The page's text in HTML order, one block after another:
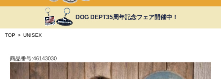
DOG DEPT35周年記念フェア開催中！
TOP > UNISEX
商品番号:46143030